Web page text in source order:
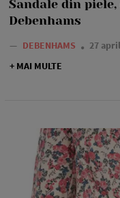
Sandale din
Debenhams
— DEBENHAMS
27
+ MAI MULTE